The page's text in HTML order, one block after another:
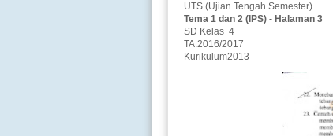
UTS (Ujian Tengah Semester)
Tema 1 dan 2 (IPS) - Halaman 3
SD Kelas 4
TA.2016/2017
Kurikulum2013